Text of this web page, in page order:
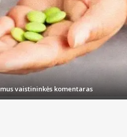
vaistininkės komentaras